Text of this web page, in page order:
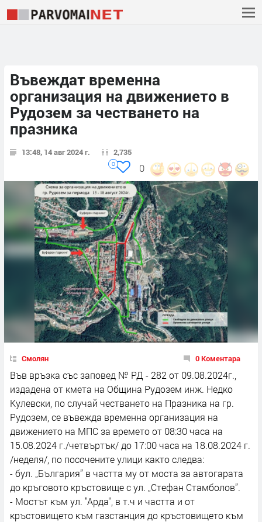
Въвеждат временна
организация на движението в
Рудозем за честването на
празника
13:48, 14 авг 2024 г. 2,735
0
0
Смолян 0 Коментара
Във връзка със заповед № РД - 282 от 09.08.2024г.,
издадена от кмета на Община Рудозем инж. Недко
Кулевски, по случай честването на Празника на гр.
Рудозем, се въвежда временна организация на
движението на МПС за времето от 08:30 часа на
15.08.2024 г./четвъртък/ до 17:00 часа на 18.08.2024 г.
/неделя/, по посочените улици както следва:
- бул. „България” в частта му от моста за автогарата
до кръговото кръстовище с ул. „Стефан Стамболов”.
- Мостът към ул. "Арда", в т.ч и частта и от
кръстовището към газстанция до кръстовището към